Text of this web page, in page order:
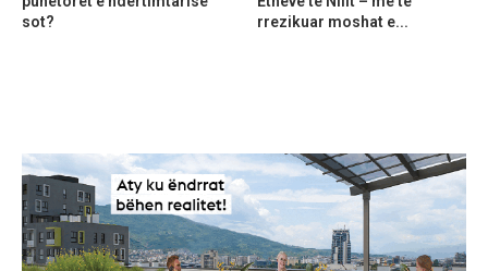
sot?
rrezikuar moshat e...